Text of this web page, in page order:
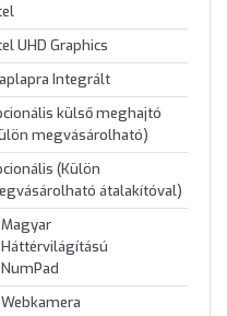
UHD Graphics
Integrált
külső meghajtó
megvásárolható)
(Külön
átalakítóval)
Magyar
Háttérvilágítású
NumPad
Webkamera